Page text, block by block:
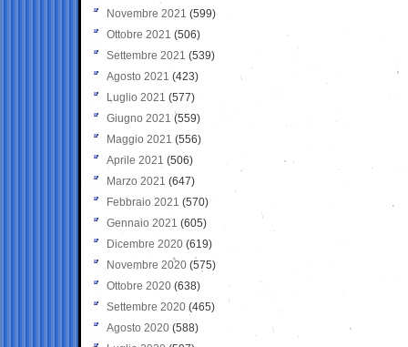
Novembre 2021 (599)
Ottobre 2021 (506)
Settembre 2021 (539)
Agosto 2021 (423)
Luglio 2021 (577)
Giugno 2021(559)
Maggio 2021 (556)
Aprile 2021 (506)
Marzo 2021 (647)
Febbraio 2021 (570)
Gennaio 2021 (605)
Dicembre 2020 (619)
Novembre 2020 (575)
Ottobre 2020 (638)
Settembre 2020(465)
Agosto 2020 (588)